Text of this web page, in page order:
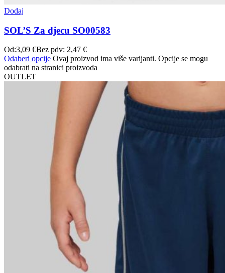
Dodaj
SOL’S Za djecu SO00583
Od:3,09 €Bez pdv: 2,47 €
Odaberi opcije Ovaj proizvod ima više varijanti. Opcije se mogu
odabrati na stranici proizvoda
OUTLET